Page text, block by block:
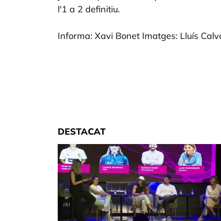
l'1 a 2 definitiu.
Informa: Xavi Bonet Imatges: Lluís
DESTACAT